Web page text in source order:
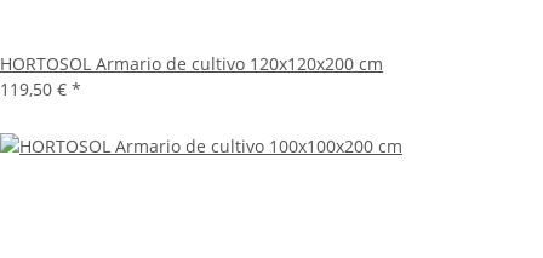
HORTOSOL Armario de cultivo 120x120x200 cm
119,50 € *